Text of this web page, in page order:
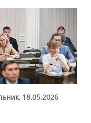
18.05.2026